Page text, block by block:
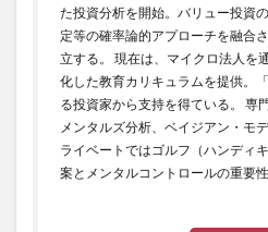
た投資分析を開始。バリュー投資
定等の確率論的アプローチを融合
立する。 現在は、マイクロ法人を
化した教育カリキュラムを提供。
る投資家から支持を得ている。 専
メンタルズ分析、ベイジアン・モ
ライベートではゴルフ（ハンディ
案とメンタルコントロールの重要